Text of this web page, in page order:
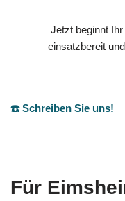
Jetzt beginnt
einsatzbereit
☎️ Schreiben Sie uns!
Für